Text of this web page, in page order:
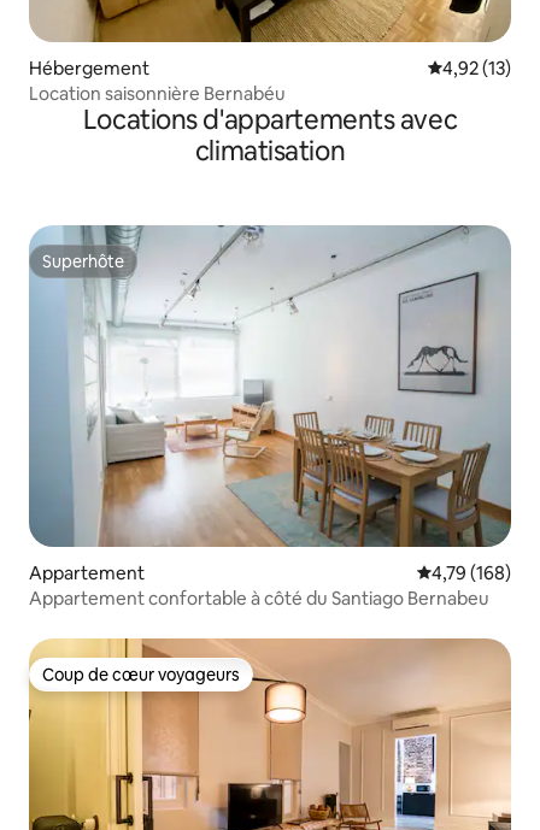
Hébergement Évaluation
4,92 (13)
Location saisonnière Bernabéu
Locations d'appartements avec
climatisation
Superhôte
Superhôte
Appartement Évaluation
4,79 (168)
Appartement confortable à côté du Santiago Bernabeu
Coup de cœur voyageurs
Coup de cœur voyageurs